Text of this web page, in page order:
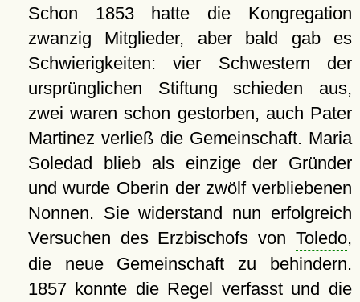
Schon 1853 hatte die Kongregation
zwanzig Mitglieder, aber bald gab es
Schwierigkeiten: vier Schwestern der
ursprünglichen Stiftung schieden aus,
zwei waren schon gestorben, auch Pater
Martinez verließ die Gemeinschaft. Maria
Soledad blieb als einzige der Gründer
und wurde Oberin der zwölf verbliebenen
Nonnen. Sie widerstand nun erfolgreich
Versuchen des Erzbischofs von Toledo,
die neue Gemeinschaft zu behindern.
1857 konnte die Regel verfasst und die